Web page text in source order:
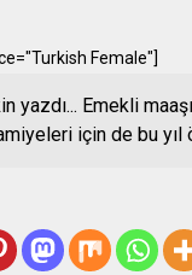
Female"]
yazdı... Emekli
için de bu yıl